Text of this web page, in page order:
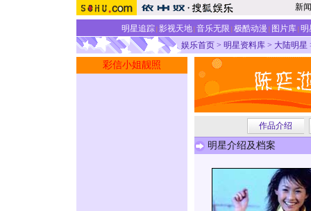
新闻
明星追踪| 影视天地| 音乐无限 极酷动漫 图片库| 明
娱乐首页 > 明星资料库 > 大陆明星
彩信小姐靓照
作品介绍
明星介绍及档案